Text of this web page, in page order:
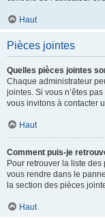
Haut
Pièces jointes
Quelles pièces jointes
Chaque administrateur
jointes. Si vous n’êtes
vous invitons à contacter
Haut
Comment puis-je
Pour retrouver la liste
vous rendre dans le
la section des pièces
Haut